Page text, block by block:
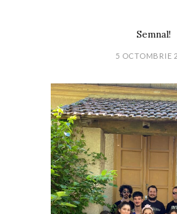
Semnal!
5 OCTOMBRIE